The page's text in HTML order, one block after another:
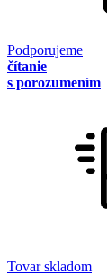
Podporujeme
čítanie
s porozumením
Tovar skladom